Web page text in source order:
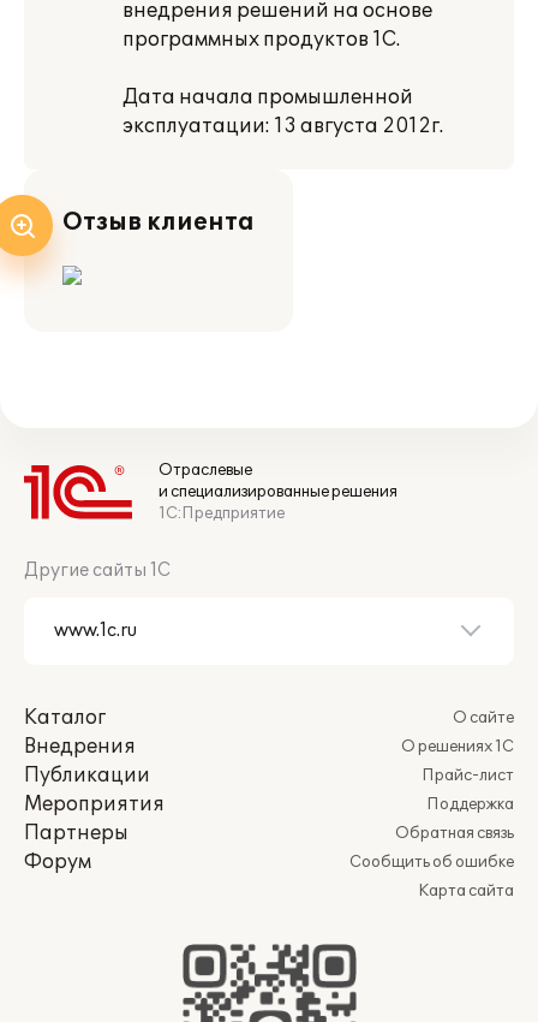
внедрения решений на основе
программных продуктов 1С.
Дата начала промышленной
эксплуатации: 13 августа 2012г.
Отзыв клиента
Отраслевые
и специализированные решения
1С:Предприятие
Другие сайты 1С
Каталог
Внедрения
Публикации
Мероприятия
Партнеры
Форум
О сайте
О решениях 1С
Прайс-лист
Поддержка
Обратная связь
Сообщить об ошибке
Карта сайта